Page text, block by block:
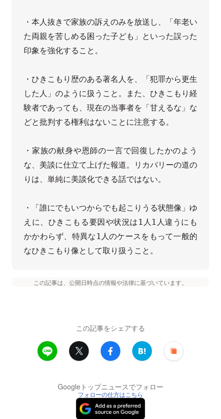
・本人抜きで家族の訴えのみを放送し、「年老い
た両親を苦しめる困った子ども」といった誤った
印象を強化すること。
・ひきこもり歴のある著名人を、「犯罪から更生
した人」のように扱うこと。また、ひきこもり経
験者であっても、現在の当事者を「甘えるな」な
どと批判する権利はないことに注意する。
・家族の献身や恩師の一言で回復したかのよう
な、美談に仕立て上げた報道。リカバリーの道の
りは、単純に美談化できる話ではない。
・「誰にでもいつからでも起こりうる状態像」ゆ
えに、ひきこもる要因や状況は1人1人違うにも
かかわらず、特異な1人のケースをもって一般的
なひきこもり像として取り扱うこと。
この記事は、公開日時点の情報や法律に基づいています。
この記事をシェアする
Googleトップニュースでフォロー
フォローの仕方はこちら